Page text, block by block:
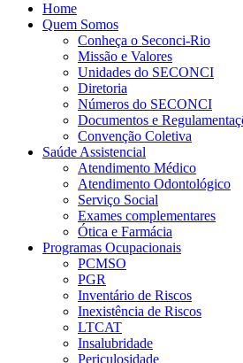
Home
Quem Somos
Conheça o Seconci-Rio
Missão e Valores
Unidades do SECONCI
Diretoria
Números do SECONCI
Documentos e
Convenção Coletiva
Saúde Assistencial
Atendimento Médico
Atendimento Odontológico
Serviço Social
Exames complementares
Ótica e Farmácia
Programas Ocupacionais
PCMSO
PGR
Inventário de Riscos
Inexistência de Riscos
LTCAT
Insalubridade
Periculosidade